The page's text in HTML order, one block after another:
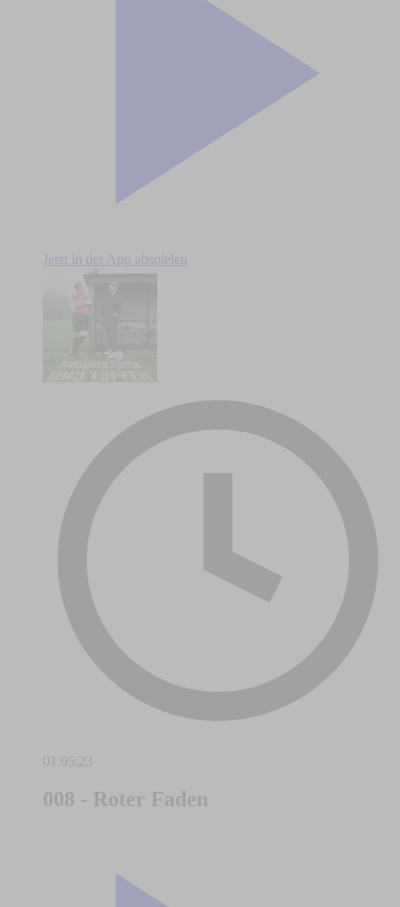
Jetzt in der App abspielen
01:05:23
008 - Roter Faden